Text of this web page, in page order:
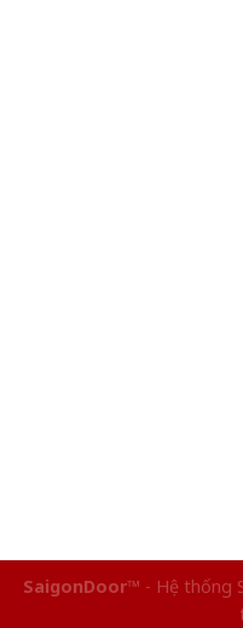
SaigonDoor™ - Hệ thống